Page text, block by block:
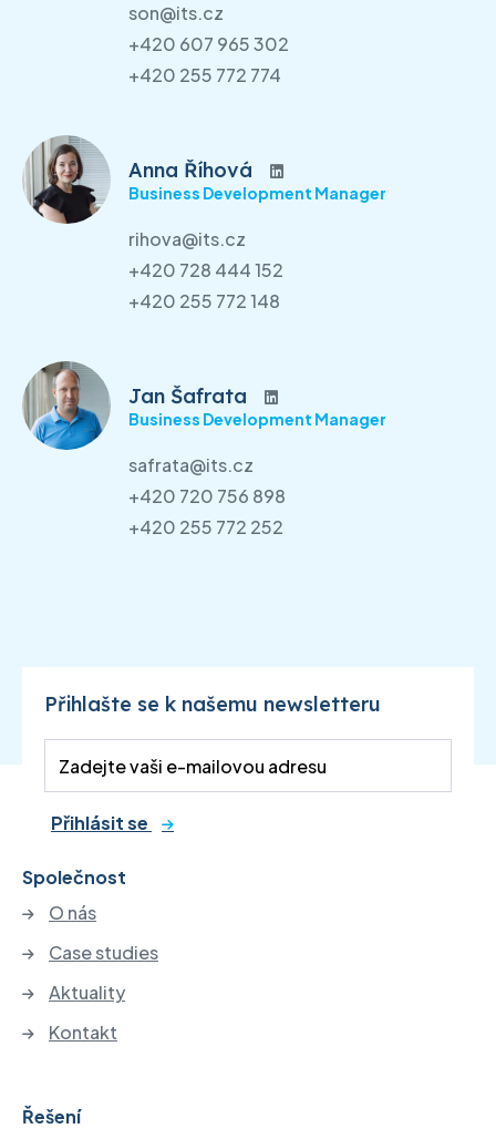
son@its.cz
+420 607 965 302
+420 255 772 774
Anna Říhová
Business Development Manager
rihova@its.cz
+420 728 444 152
+420 255 772 148
Jan Šafrata
Business Development Manager
safrata@its.cz
+420 720 756 898
+420 255 772 252
Přihlašte se k našemu newsletteru
Přihlásit se
Společnost
O nás
Case studies
Aktuality
Kontakt
Řešení